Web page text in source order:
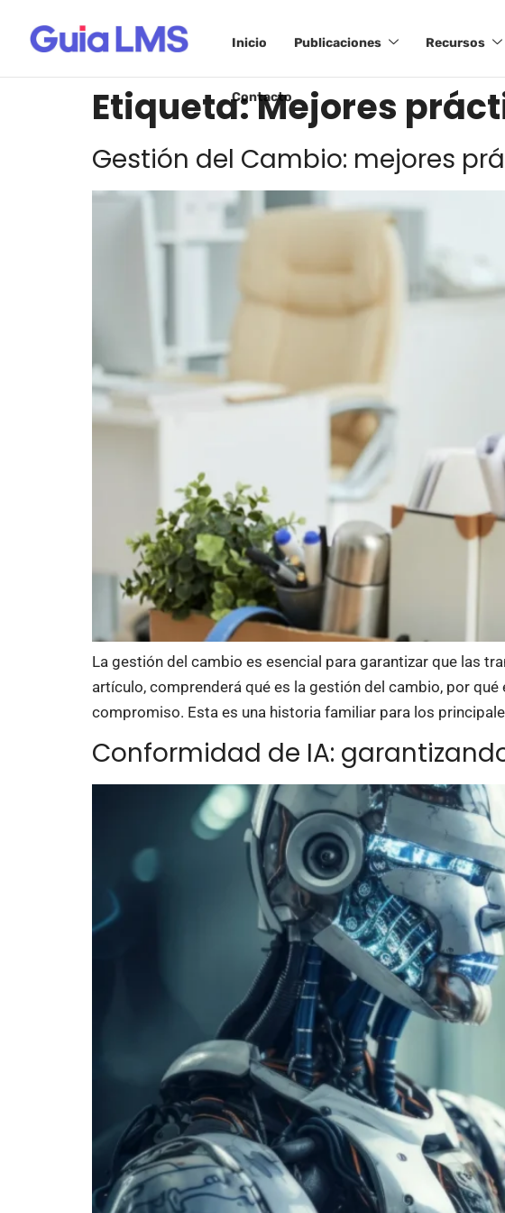
Inicio Publicaciones Recursos
Contacto
Etiqueta:Mejores
Gestión del Cambio: mejores
La gestión del cambio es esencial para garantizar que las
artículo, comprenderá qué es la gestión del cambio, por
compromiso. Esta es una historia familiar para los
Conformidad de IA: